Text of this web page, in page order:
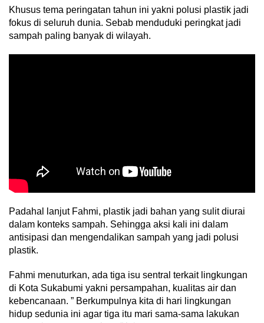
Khusus tema peringatan tahun ini yakni polusi plastik jadi
fokus di seluruh dunia. Sebab menduduki peringkat jadi
sampah paling banyak di wilayah.
Padahal lanjut Fahmi, plastik jadi bahan yang sulit diurai
dalam konteks sampah. Sehingga aksi kali ini dalam
antisipasi dan mengendalikan sampah yang jadi polusi
plastik.
Fahmi menuturkan, ada tiga isu sentral terkait lingkungan
di Kota Sukabumi yakni persampahan, kualitas air dan
kebencanaan. ” Berkumpulnya kita di hari lingkungan
hidup sedunia ini agar tiga itu mari sama-sama lakukan